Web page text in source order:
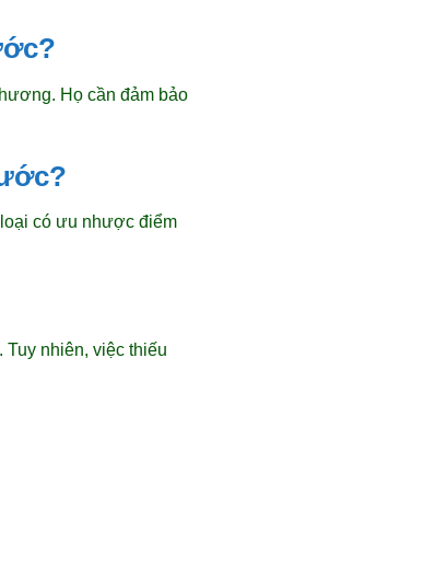
Họ cần đảm bảo
có ưu nhược điểm
Tuy nhiên, việc thiếu